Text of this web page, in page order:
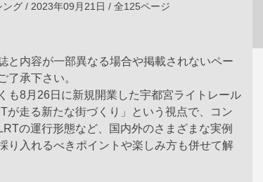
グ / 2023年09月21日 / 全125ページ
と内容が一部異なる場合や掲載されないペー
了承下さい。
も8月26日に新規開業した宇都宮ライトレール
が走る新たな街づくり」という視点で、コン
の運行形態など、国内外のさまざまな実例
り入れるべきポイントや楽しみ方も併せて解